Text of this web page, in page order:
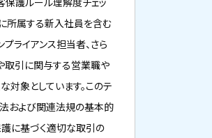
所属する新入社員を含む
ライアンス担当者、さら
取引に関与する営業職や
対象としています。このテ
および関連法規の基本的
に基づく適切な取引の